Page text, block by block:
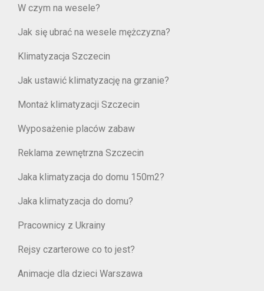
W czym na wesele?
Jak się ubrać na wesele mężczyzna?
Klimatyzacja Szczecin
Jak ustawić klimatyzację na grzanie?
Montaż klimatyzacji Szczecin
Wyposażenie placów zabaw
Reklama zewnętrzna Szczecin
Jaka klimatyzacja do domu 150m2?
Jaka klimatyzacja do domu?
Pracownicy z Ukrainy
Rejsy czarterowe co to jest?
Animacje dla dzieci Warszawa